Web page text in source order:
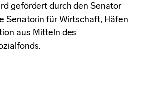
gefördert durch den Senator
Senatorin für Wirtschaft, Häfen
aus Mitteln des